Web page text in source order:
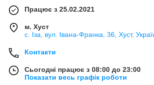
Працює з 25.02.2021
м. Хуст
с. Іза, вул. Івана-Франка, 36, Хуст,
Контакти
Сьогодні працює з 08:00 до 23:00
Показати весь графік роботи